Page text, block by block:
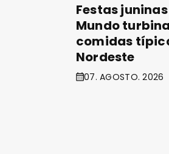
Festas
Mundo
comidas
Nordeste
07. AGOSTO. 2026